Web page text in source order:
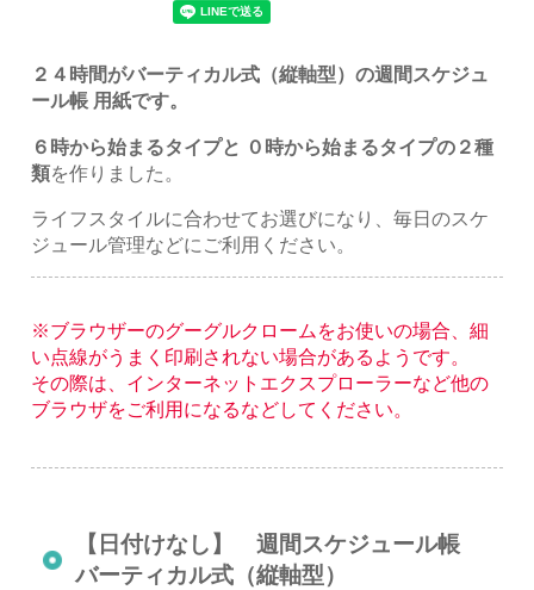
２４時間がバーティカル式（縦軸型）の週間スケジュ
ール帳 用紙です。
６時から始まるタイプと ０時から始まるタイプの２種
類を作りました。
ライフスタイルに合わせてお選びになり、毎日のスケ
ジュール管理などにご利用ください。
※ブラウザーのグーグルクロームをお使いの場合、細
い点線がうまく印刷されない場合があるようです。
その際は、インターネットエクスプローラーなど他の
ブラウザをご利用になるなどしてください。
【日付けなし】 週間スケジュール帳
バーティカル式（縦軸型）